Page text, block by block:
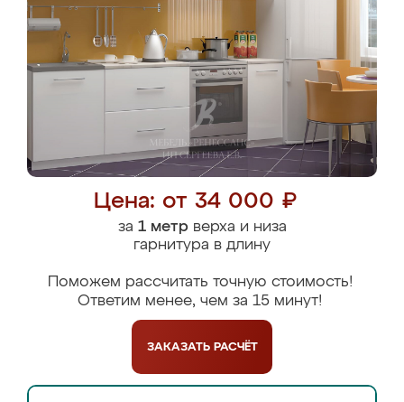
Цена: от 34 000 ₽
за 1 метрверха и низа
гарнитура в длину
Поможем рассчитать точную стоимость!
Ответим менее, чем за 15 минут!
ЗАКАЗАТЬ РАСЧЁТ